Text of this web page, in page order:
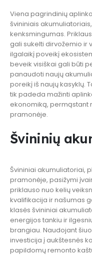
Viena pagrindinių
švininiais
kenksmingumas.
gali sukelti dirvožemio ir
ilgalaikį poveikį
beveik visiškai gali būti
panaudoti naujų
poreikį iš naujų kasyklų.
tik padeda mažinti
ekonomiką, permąstant
pramonėje.
Švininių
Švininiai akumuliatoriai,
pramonėje, pasižymi
priklauso nuo kelių
kvalifikacija ir našumas
klasės švininiai
energijos tankiu ir
brangiau. Naudojant
investicija į aukštesnės
papildomų remonto